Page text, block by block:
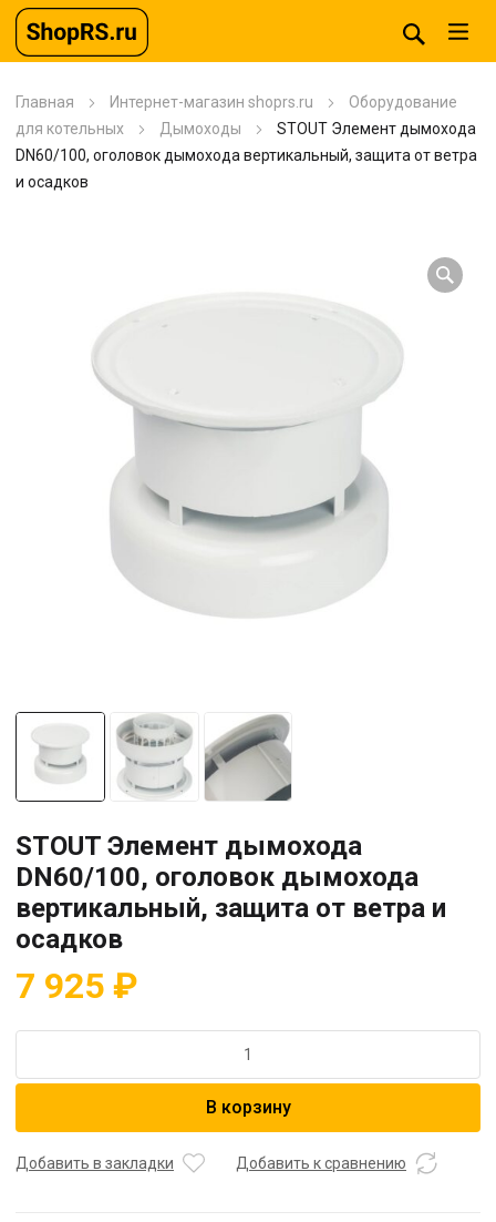
Главная Интернет-магазин shoprs.ru
Оборудование
для котельных
Дымоходы
STOUT Элемент дымохода
DN60/100, оголовок дымохода вертикальный, защита от ветра
и осадков
STOUT Элемент дымохода
DN60/100, оголовок дымохода
вертикальный, защита от ветра и
осадков
7 925 ₽
STOUT
DN60/100,
В корзину
Добавить в закладки Добавить к сравнению